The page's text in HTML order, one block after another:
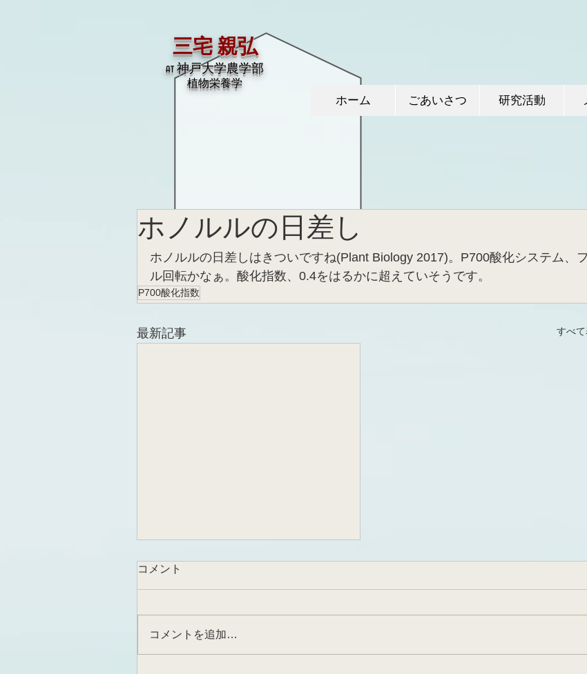
三宅 親弘
at 神戸大学農学部
​植物栄養学
ホーム ごあいさつ 研究活動
ホノルルの日差し
ホノルルの日差しはきついですね(Plant Biology 2017)。P700酸化システム、フ
ル回転かなぁ。酸化指数、0.4をはるかに超えていそうです。
P700酸化指数
最新記事 すべ
受賞講演
コメント
コメントを追加…